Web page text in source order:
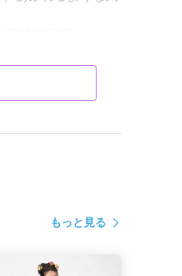
その他繊維
もっと見る